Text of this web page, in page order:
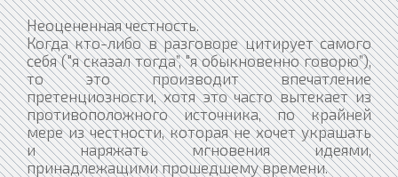
Неоцененная честность.
Когда кто-либо в разговоре цитирует самого
себя ("я сказал тогда”, "я обыкновенно говорю”),
то это производит впечатление
претенциозности, хотя это часто вытекает из
противоположного источника, по крайней
мере из честности, которая не хочет украшать
и наряжать мгновения идеями,
принадлежащими прошедшему времени.